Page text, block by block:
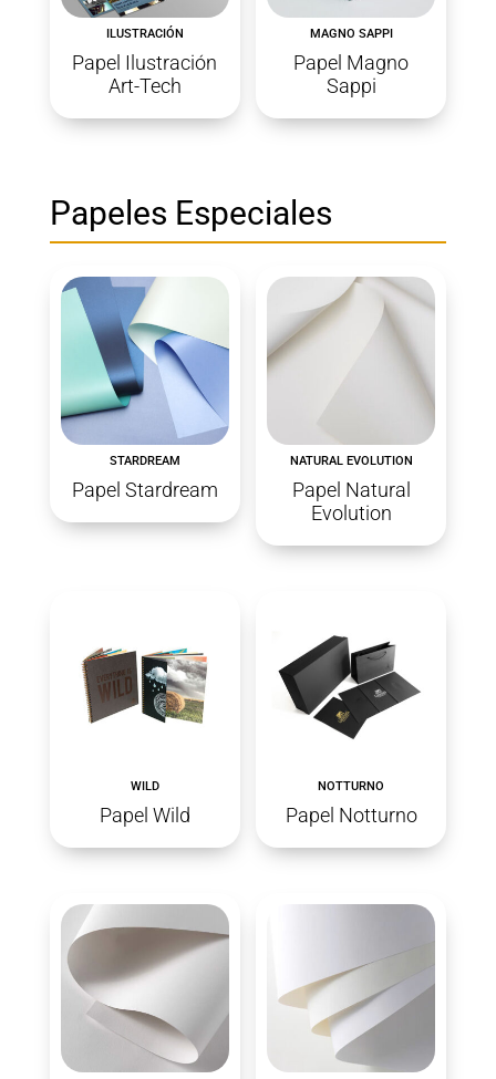
ILUSTRACIÓN
Papel Ilustración
Art-Tech
MAGNO SAPPI
Papel Magno
Sappi
Papeles Especiales
STARDREAM
Papel Stardream
NATURAL EVOLUTION
Papel Natural
Evolution
WILD
Papel Wild
NOTTURNO
Papel Notturno